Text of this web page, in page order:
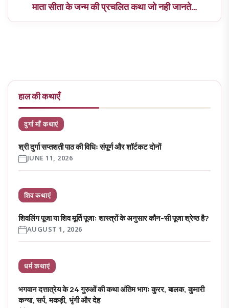
माता सीता के जन्म की प्रचलित कथा जो नही जानते…
हाल की कथाएँ
दुर्गा माँ कथाएं
श्री दुर्गा सप्तशती पाठ की विधिः संपूर्ण और शॉर्टकट दोनों
JUNE 11, 2026
शिव कथाएं
शिवलिंग पूजा या शिव मूर्ति पूजा: शास्त्रों के अनुसार कौन-सी पूजा श्रेष्ठ है?
AUGUST 1, 2026
धर्म कथाएं
भगवान दत्तात्रेय के 24 गुरुओं की कथा अंतिम भागः कुरर, बालक, कुमारी
कन्या, सर्प, मकड़ी, भृंगी और देह